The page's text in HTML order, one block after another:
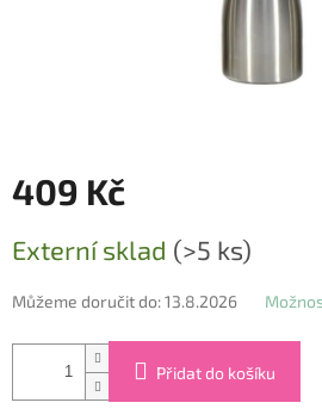
409 Kč
cena:
Externí sklad (>5 ks)
Můžeme doručit do:13.8.2026
Přidat do košíku